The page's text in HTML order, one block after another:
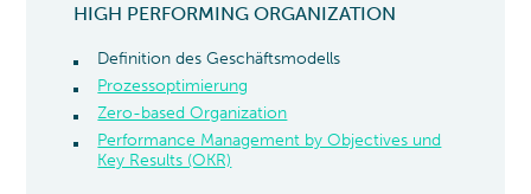
HIGH PERFORMING ORGANIZATION
Definition des Geschäftsmodells
Prozessoptimierung
Zero-based Organization
Performance Management by Objectives und
Key Results (OKR)